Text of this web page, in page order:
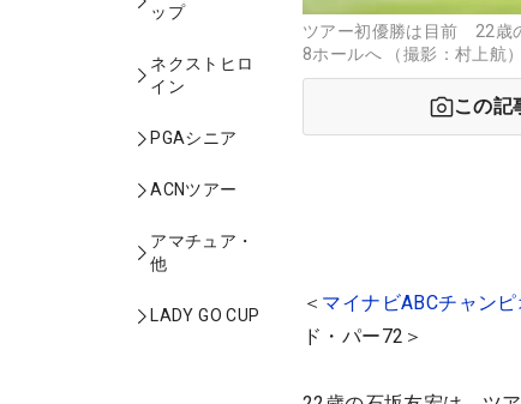
ップ
ネクストヒロ
イン
PGAシニア
ACNツアー
アマチュア・
他
LADY GO CUP
ツアー初優勝は目前 22歳
8ホールへ （撮影：村上航）
この記
＜ マイナビABCチャン
ド・パー72＞